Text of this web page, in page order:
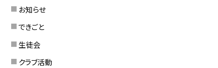
お知らせ
できごと
生徒会
クラブ活動